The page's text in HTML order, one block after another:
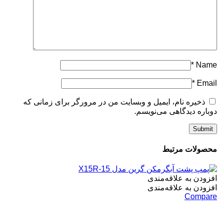
Name
*
Email
*
ذخیره نام، ایمیل و وبسایت من در مرورگر برای زمانی که
دوباره دیدگاهی می‌نویسم.
محصولات مرتبط
افزودن به علاقه‌مندی
افزودن به علاقه‌مندی
Compare